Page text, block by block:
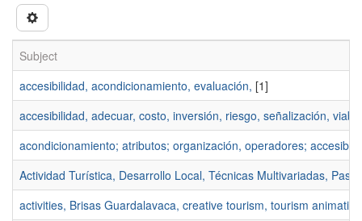
Subject
accesibilidad, acondicionamiento, evaluación, [1]
accesibilidad, adecuar, costo, inversión, riesgo, señalización,
acondicionamiento; atributos; organización, operadores;
Actividad Turística, Desarrollo Local, Técnicas Multivariadas,
activities, Brisas Guardalavaca, creative tourism, tourism